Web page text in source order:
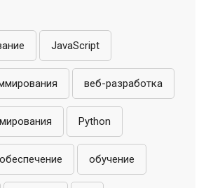
JavaScript
веб-разработка
Python
обучение